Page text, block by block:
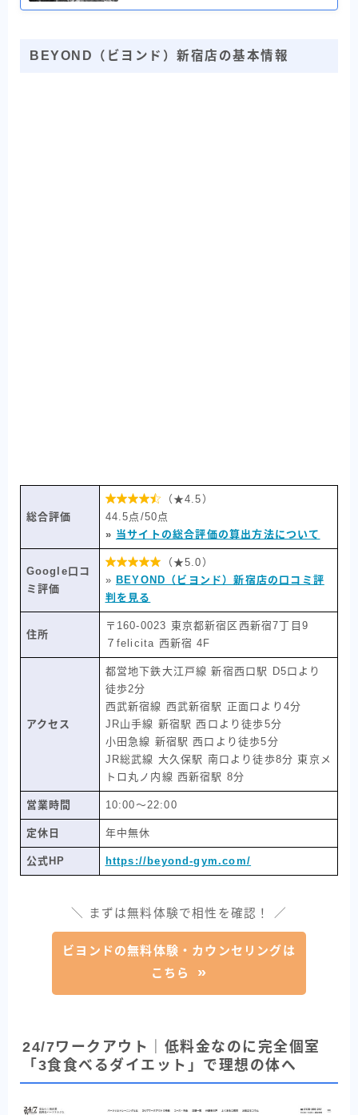
BEYOND（ビヨンド）新宿店の基本情報
総合評価

（★4.5）
44.5点/50点
» 当サイトの総合評価の算出方法について
Google口コ
ミ評価

（★5.0）
» BEYOND（ビヨンド）新宿店の口コミ評
判を見る
住所
〒160-0023 東京都新宿区西新宿7丁目9
７felicita 西新宿 4F
アクセス
都営地下鉄大江戸線 新宿西口駅 D5口より
徒歩2分
西武新宿線 西武新宿駅 正面口より4分
JR山手線 新宿駅 西口より徒歩5分
小田急線 新宿駅 西口より徒歩5分
JR総武線 大久保駅 南口より徒歩8分 東京メ
トロ丸ノ内線 西新宿駅 8分
営業時間 10:00〜22:00
定休日 年中無休
公式HP https://beyond-gym.com/
＼ まずは無料体験で相性を確認！ ／
ビヨンドの無料体験・カウンセリングは
こちら
24/7ワークアウト｜低料金なのに完全個室
「3食食べるダイエット」で理想の体へ